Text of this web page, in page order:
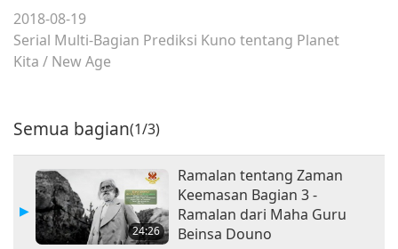
2018-08-19
Serial Multi-Bagian Prediksi Kuno tentang Planet
Kita / New Age
Semua bagian(1/3)
24:26
Ramalan tentang Zaman
Keemasan Bagian 3 -
Ramalan dari Maha Guru
Beinsa Douno